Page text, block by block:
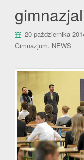
20 października
Gimnazjum, NEWS